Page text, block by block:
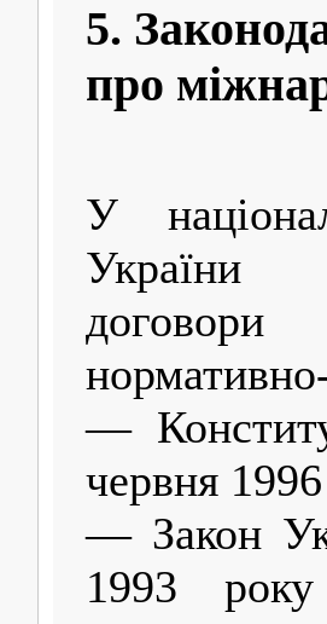
5.
про
У
України
—
червня
— Закон
1993